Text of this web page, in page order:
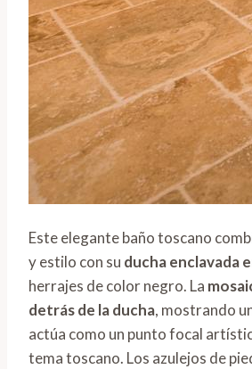
Este elegante baño toscano
y estilo con su ducha enclavada
herrajes de color negro. La
detrás de la ducha, mostrando
actúa como un punto focal
tema toscano. Los azulejos de